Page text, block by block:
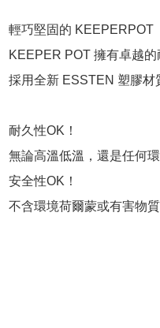
輕巧堅固的 KEEPERPOT
KEEPER POT 擁有卓越的
採用全新 ESSTEN 塑膠材
耐久性OK！
無論高溫低溫，還是任何
安全性OK！
不含環境荷爾蒙或有害物質